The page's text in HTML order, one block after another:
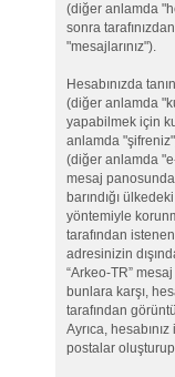
(diğer anlamda
sonra
"mesajlarınız").
Hesabınızda
(diğer anlamda
yapabilmek için
anlamda
(diğer anlamda
mesaj
barındığı
yöntemiyle
tarafından
adresinizin
“Arkeo-TR”
bunlara karşı,
tarafından
Ayrıca,
postalar